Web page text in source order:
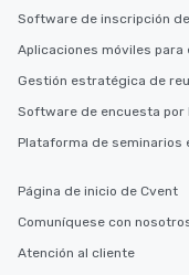
Software de inscripción
Aplicaciones móviles para
Gestión estratégica de
Software de encuesta por
Plataforma de seminarios
Página de inicio de Cvent
Comuníquese con
Atención al cliente